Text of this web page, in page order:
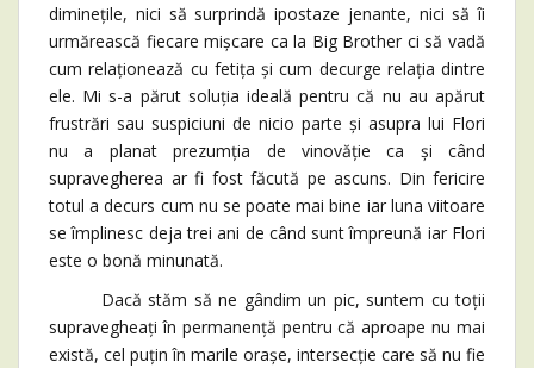
diminețile, nici să surprindă ipostaze jenante, nici să îi
urmărească fiecare mișcare ca la Big Brother ci să vadă
cum relaționează cu fetița și cum decurge relația dintre
ele. Mi s-a părut soluția ideală pentru că nu au apărut
frustrări sau suspiciuni de nicio parte și asupra lui Flori
nu a planat prezumția de vinovăție ca și când
supravegherea ar fi fost făcută pe ascuns. Din fericire
totul a decurs cum nu se poate mai bine iar luna viitoare
se împlinesc deja trei ani de când sunt împreună iar Flori
este o bonă minunată.
Dacă stăm să ne gândim un pic, suntem cu toții
supravegheați în permanență pentru că aproape nu mai
există, cel puțin în marile orașe, intersecție care să nu fie